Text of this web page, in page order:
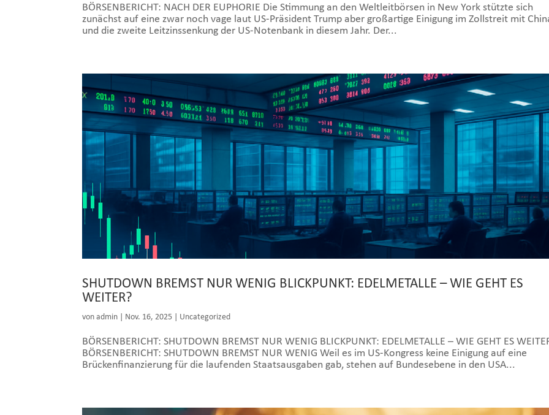
BÖRSENBERICHT: NACH DER EUPHORIE Die Stimmung an den Weltleitbörsen in New York stützte sich
zunächst auf eine zwar noch vage laut US-Präsident Trump aber großartige Einigung im Zollstreit mit
und die zweite Leitzinssenkung der US-Notenbank in diesem Jahr. Der...
SHUTDOWN BREMST NUR WENIG BLICKPUNKT: EDELMETALLE – WIE GEHT ES
WEITER?
vonadmin Nov. 16, 2025 Uncategorized
BÖRSENBERICHT: SHUTDOWN BREMST NUR WENIG BLICKPUNKT: EDELMETALLE – WIE GEHT ES
BÖRSENBERICHT: SHUTDOWN BREMST NUR WENIG Weil es im US-Kongress keine Einigung auf eine
Brückenfinanzierung für die laufenden Staatsausgaben gab, stehen auf Bundesebene in den USA...